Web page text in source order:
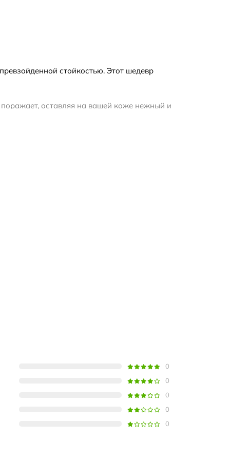
стойкостью. Этот шедевр
оставляя на вашей коже нежный и
0
0
0
0
0